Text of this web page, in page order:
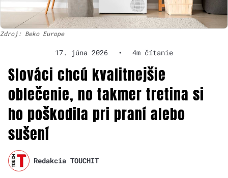
Zdroj: Beko Europe
17. júna 2026 • 4m čítanie
Slováci chcú kvalitnejšie
oblečenie, no takmer tretina si
ho poškodila pri praní alebo
sušení
Redakcia TOUCHIT